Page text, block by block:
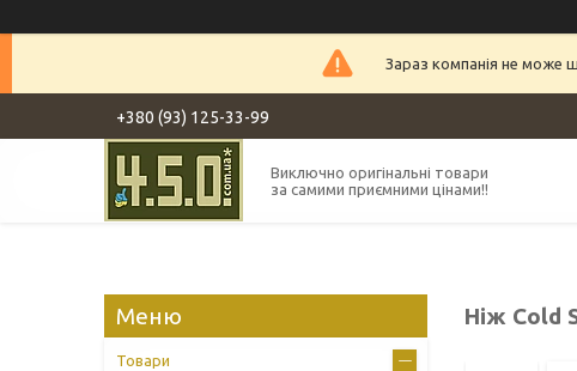
Зараз компанія не може
+380 (93) 125-33-99
Виключно оригінальні товари
за самими приємними цінами!!
Ніж Cold
Товари